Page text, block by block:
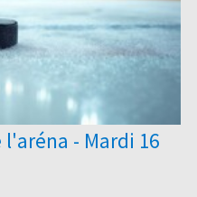
- Mardi 16